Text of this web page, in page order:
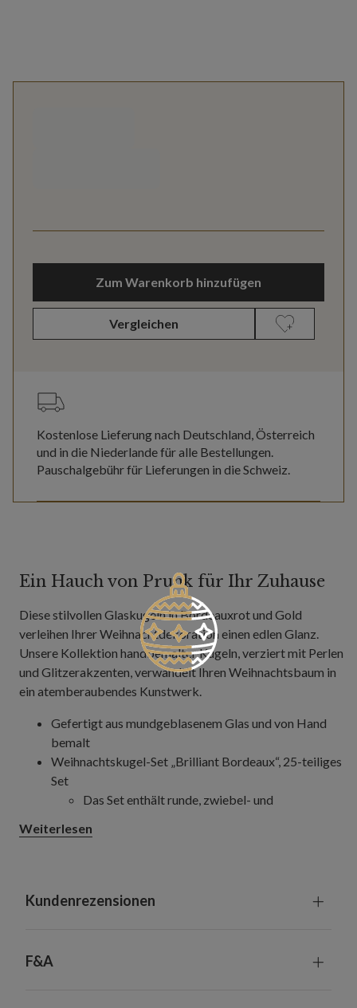
Zum Warenkorb hinzufügen
Vergleichen
Kostenlose Lieferung nach Deutschland, Österreich
und in die Niederlande für alle Bestellungen.
Pauschalgebühr für Lieferungen in die Schweiz.
Ein Hauch von Prunk für Ihr Zuhause
Diese stilvollen Glaskugeln in Bordeauxrot und Gold
verleihen Ihrer Weihnachtdekoration einen edlen Glanz.
Unsere Kollektion handbemalter Kugeln, verziert mit Perlen
und Glitzerakzenten, verwandelt Ihren Weihnachtsbaum in
ein atemberaubendes Kunstwerk.
Gefertigt aus mundgeblasenem Glas und von Hand
bemalt
Weihnachtskugel-Set „Brilliant Bordeaux“, 25-teiliges
Set
Das Set enthält runde, zwiebel- und
teils mit glänzender und teils mit matter
Eierform-Set „Brilliant Bordeaux“, 6-teiliges Set
Geeignet für Innenräume und überdachte
Weiterlesen
Kundenrezensionen
F&A